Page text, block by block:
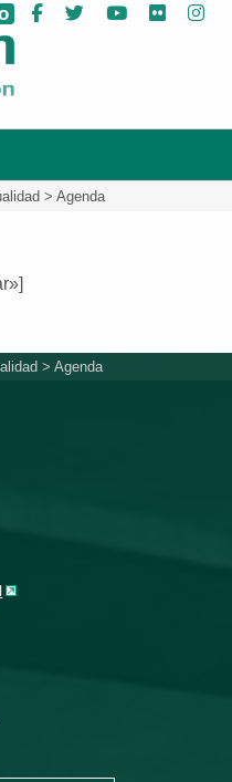
ASPAYM Castilla y León
Facebook
Twitter YouTube
Flickr
> Agenda
>Agenda